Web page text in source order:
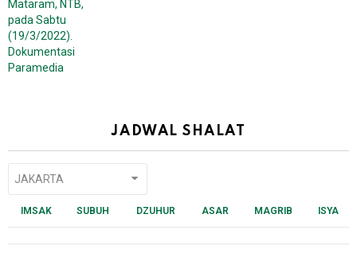
JADWAL SHALAT
IMSAK SUBUH DZUHUR ASAR MAGRIB ISYA